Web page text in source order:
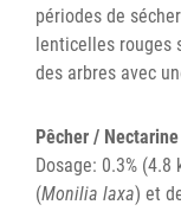
périodes de
lenticelles rouges
des arbres avec
Pêcher / Nectarine
Dosage: 0.3%
(Monilia laxa) et